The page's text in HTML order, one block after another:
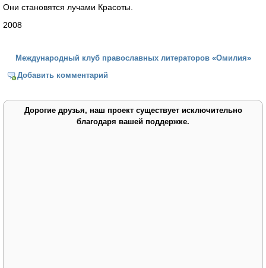
Они становятся лучами Красоты.
2008
Международный клуб православных литераторов «Омилия»
Добавить комментарий
Дорогие друзья, наш проект существует исключительно
благодаря вашей поддержке.